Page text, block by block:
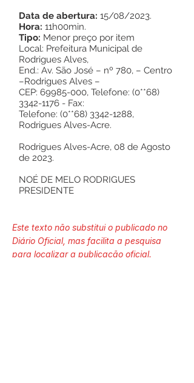
Data de abertura: 15/08/2023.
Hora: 11h00min.
Tipo: Menor preço por item
Local: Prefeitura Municipal de
Rodrigues Alves,
End.: Av. São José – nº 780, – Centro
–Rodrigues Alves –
CEP: 69985-000, Telefone: (0**68)
3342-1176 - Fax:
Telefone: (0**68) 3342-1288,
Rodrigues Alves-Acre.
Rodrigues Alves-Acre, 08 de Agosto
de 2023.
NOÉ DE MELO RODRIGUES
PRESIDENTE
Este texto não substitui o publicado no
Diário Oficial, mas facilita a pesquisa
para localizar a publicação oficial.